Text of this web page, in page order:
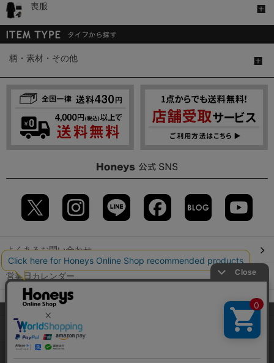
喪服
柄・素材・その他
よくあるお問い合わせ
営業日カレンダー
店舗検索
GLOBAL GUIDE（海外からご利用のお客様）
当サイトでは、サイトの利便性向上のため、クッキー(Cookie)を使
用しています。詳しくは「
」をご覧くださ